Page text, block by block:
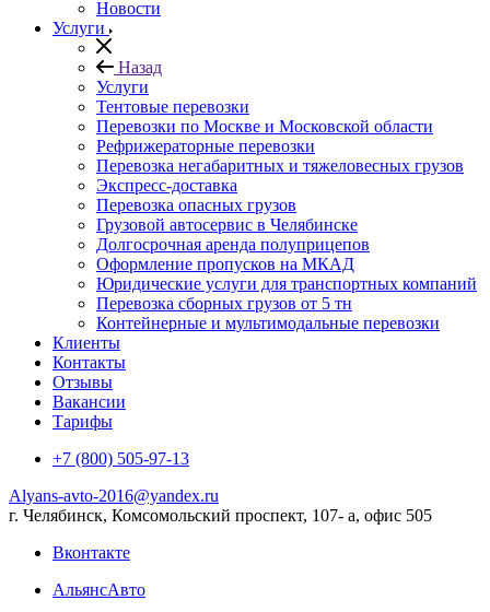
Новости
Услуги
Назад
Услуги
Тентовые перевозки
Перевозки по Москве и Московской области
Рефрижераторные перевозки
Перевозка негабаритных и тяжеловесных грузов
Экспресс-доставка
Перевозка опасных грузов
Грузовой автосервис в Челябинске
Долгосрочная аренда полуприцепов
Оформление пропусков на МКАД
Юридические услуги для транспортных компаний
Перевозка сборных грузов от 5 тн
Контейнерные и мультимодальные перевозки
Клиенты
Контакты
Отзывы
Вакансии
Тарифы
+7 (800) 505-97-13
Alyans-avto-2016@yandex.ru
г. Челябинск, Комсомольский проспект, 107- а, офис 505
Вконтакте
АльянсАвто